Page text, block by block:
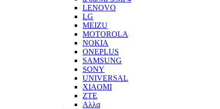
LENOVO
LG
MEIZU
MOTOROLA
NOKIA
ONEPLUS
SAMSUNG
SONY
UNIVERSAL
XIAOMI
ZTE
Αλλα